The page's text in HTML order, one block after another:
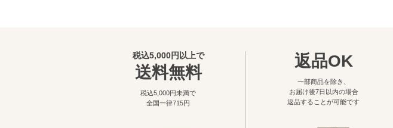
税込5,000円以上で
送料無料
税込5,000円未満で
全国一律715円
返品OK
一部商品を除き、
お届け後7日以内の場合
返品することが可能です